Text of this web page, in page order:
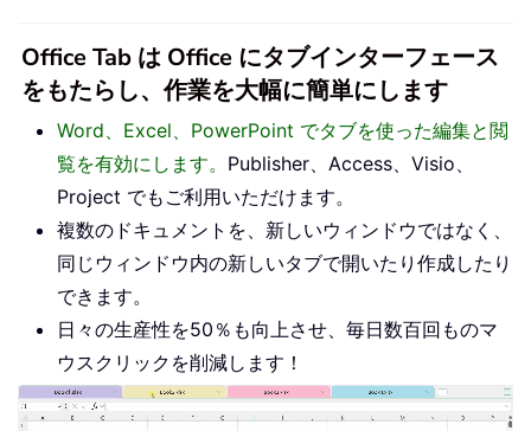
Office Tab は Office にタブインターフェース
をもたらし、作業を大幅に簡単にします
Word、Excel、PowerPoint でタブを使った編集と閲
覧を有効にします。 Publisher、Access、Visio、
Project でもご利用いただけます。
複数のドキュメントを、新しいウィンドウではなく、
同じウィンドウ内の新しいタブで開いたり作成したり
できます。
日々の生産性を50％も向上させ、毎日数百回ものマ
ウスクリックを削減します！